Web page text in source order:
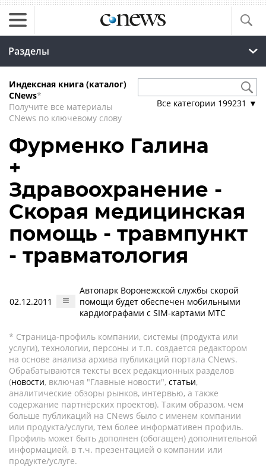
Разделы
Индексная книга (каталог)
CNews*
Получите все материалы
CNews по ключевому слову
Все категории 199231 ▼
Фурменко Галина
+
Здравоохранение -
Скорая медицинская
помощь - травмпункт
- травматология
02.12.2011
Автопарк Воронежской службы скорой
помощи будет обеспечен мобильными
кардиографами с SIM-картами МТС
* Страница-профиль компании, системы (продукта или
услуги), технологии, персоны и т.п. создается редактором
на основе анализа архива публикаций портала CNews.
Обрабатываются тексты всех редакционных разделов
(новости, включая "Главные новости", статьи,
аналитические обзоры рынков, интервью, а также
содержание партнёрских проектов). Таким образом, чем
больше публикаций на CNews было с именем компании
или продукта/услуги, тем более информативен профиль.
Профиль может быть дополнен (обогащен) дополнительной
информацией, в т.ч. презентацией о компании или
продукте/услуге.